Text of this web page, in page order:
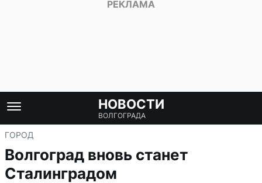
НОВОСТИ
ВОЛГОГРАДА
ГОРОД
Волгоград вновь станет
Сталинградом